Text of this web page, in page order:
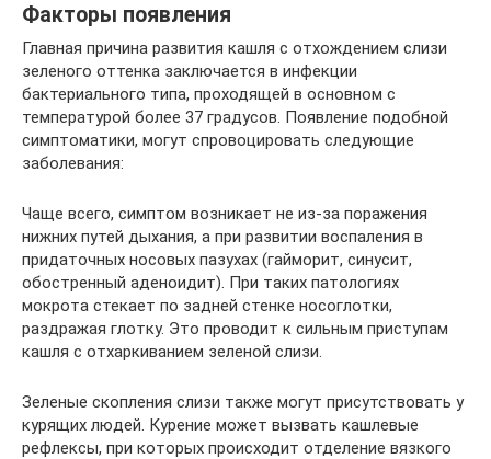
Факторы появления
Главная причина развития кашля с отхождением слизи
зеленого оттенка заключается в инфекции
бактериального типа, проходящей в основном с
температурой более 37 градусов. Появление подобной
симптоматики, могут спровоцировать следующие
заболевания:
Чаще всего, симптом возникает не из-за поражения
нижних путей дыхания, а при развитии воспаления в
придаточных носовых пазухах (гайморит, синусит,
обостренный аденоидит). При таких патологиях
мокрота стекает по задней стенке носоглотки,
раздражая глотку. Это проводит к сильным приступам
кашля с отхаркиванием зеленой слизи.
Зеленые скопления слизи также могут присутствовать у
курящих людей. Курение может вызвать кашлевые
рефлексы, при которых происходит отделение вязкого